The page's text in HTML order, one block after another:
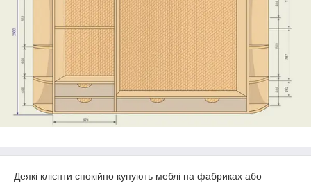
Деякі клієнти спокійно купують меблі на фабриках або